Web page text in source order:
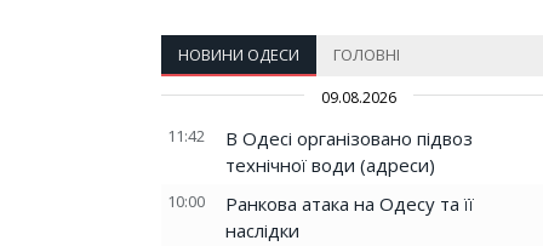
НОВИНИ ОДЕСИ ГОЛОВНІ
09.08.2026
11:42
В Одесі організовано підвоз
технічної води (адреси)
10:00
Ранкова атака на Одесу та її
наслідки